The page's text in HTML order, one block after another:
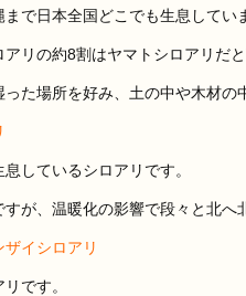
で日本全国どこでも生息してい
アリの約8割はヤマトシロアリだと
た場所を好み、土の中や木材の
しているシロアリです。
が、温暖化の影響で段々と北へ
ザイシロアリ
です。